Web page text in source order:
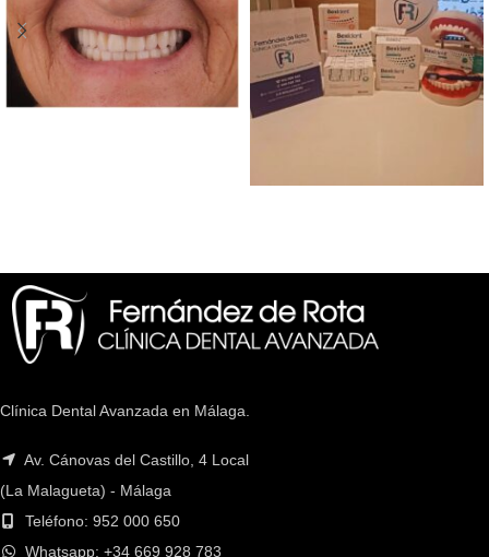
Clínica Dental Avanzada en Málaga.
Av. Cánovas del Castillo, 4 Local
(La Malagueta) - Málaga
Teléfono: 952 000 650
Whatsapp: +34 669 928 783